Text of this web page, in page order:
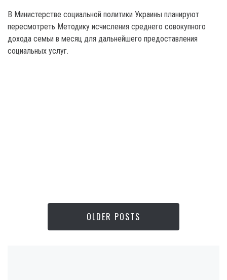
В Министерстве социальной политики Украины планируют
пересмотреть Методику исчисления среднего совокупного
дохода семьи в месяц для дальнейшего предоставления
социальных услуг.
OLDER POSTS